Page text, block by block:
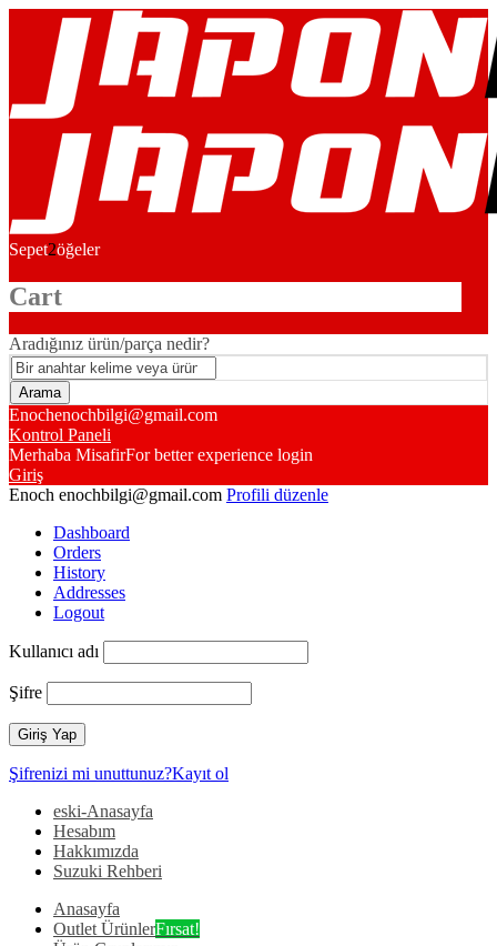
Sepet2öğeler
Cart
Aradığınız ürün/parça nedir?
Enochenochbilgi@gmail.com
Kontrol Paneli
Merhaba MisafirFor better experience login
Giriş
Enoch enochbilgi@gmail.com Profili düzenle
Dashboard
Orders
History
Addresses
Logout
Kullanıcı adı
Şifre
Şifrenizi mi unuttunuz?Kayıt ol
eski-Anasayfa
Hesabım
Hakkımızda
Suzuki Rehberi
Anasayfa
Outlet ÜrünlerFırsat!